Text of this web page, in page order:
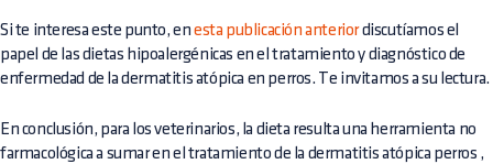
Si te interesa este punto, enesta publicación anteriordiscutíamos el
papel de las dietas hipoalergénicas en el tratamiento y diagnóstico de
enfermedad de la dermatitis atópica en perros. Te invitamos a su lectura.
En conclusión, para los veterinarios, la dieta resulta una herramienta no
farmacológica a sumar en el tratamiento de la dermatitis atópica perros ,